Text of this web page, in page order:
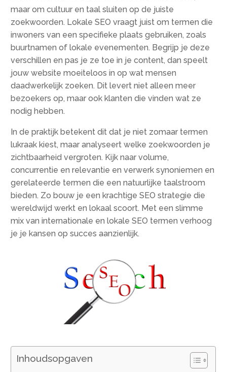
maar om cultuur en taal sluiten op de juiste
zoekwoorden. Lokale SEO vraagt juist om termen die
inwoners van een specifieke plaats gebruiken, zoals
buurtnamen of lokale evenementen. Begrijp je deze
verschillen en pas je ze toe in je content, dan speelt
jouw website moeiteloos in op wat mensen
daadwerkelijk zoeken. Dit levert niet alleen meer
bezoekers op, maar ook klanten die vinden wat ze
nodig hebben.
In de praktijk betekent dit dat je niet zomaar termen
lukraak kiest, maar analyseert welke zoekwoorden je
zichtbaarheid vergroten. Kijk naar volume,
concurrentie en relevantie en verwerk synoniemen en
gerelateerde termen die een natuurlijke taalstroom
bieden. Zo bouw je een krachtige SEO strategie die
wereldwijd werkt en lokaal scoort. Met een slimme
mix van internationale en lokale SEO termen verhoog
je je kansen op succes aanzienlijk.
Inhoudsopgaven